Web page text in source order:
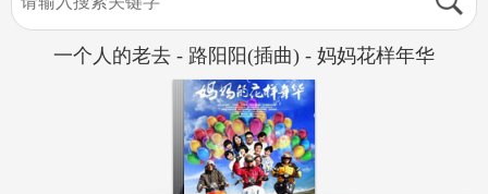
一个人的老去 - 路阳阳(插曲) - 妈妈花样年华